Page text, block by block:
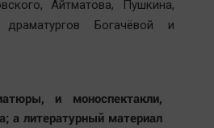
Айтматова, Пушкина,
Богачёвой и
и моноспектакли,
а литературный материал